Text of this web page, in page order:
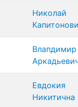
Николай
Влапдимир
Евдокия
Никитична